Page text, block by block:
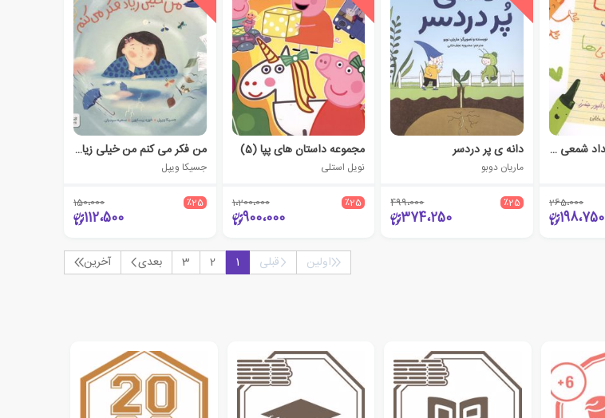
با عشق از طرف مداد شمعی ها
265،000
198،750
دانه ی پر دردسر
ماریان دوبو
٪25 499،000
374،250
مجموعه داستان‌ های پپا (5‌)
نویل استلی
٪25 1،200،000
900،000
من فکر می کنم من خیلی زیاد فکر می کنم
جسیکا ویپل
٪25 150،000
112،500
اولین قبلی 1
2
3 بعدی آخرین